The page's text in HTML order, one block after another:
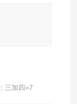
三加四=7